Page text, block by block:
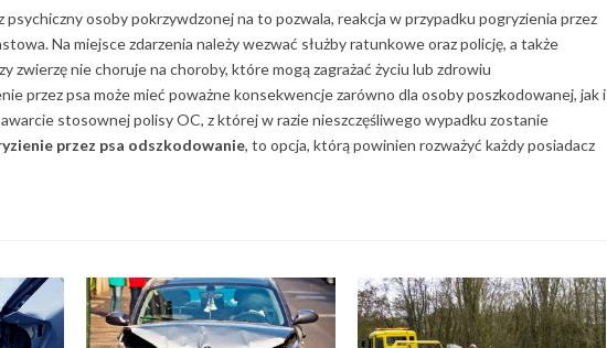
psychiczny osoby pokrzywdzonej na to pozwala, reakcja w przypadku pogryzienia przez
Na miejsce zdarzenia należy wezwać służby ratunkowe oraz policję, a także
zwierzę nie choruje na choroby, które mogą zagrażać życiu lub zdrowiu
przez psa może mieć poważne konsekwencje zarówno dla osoby poszkodowanej, jak i
stosownej polisy OC, z której w razie nieszczęśliwego wypadku zostanie
przez psa odszkodowanie, to opcja, którą powinien rozważyć każdy posiadacz